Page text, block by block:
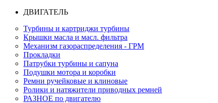
ДВИГАТЕЛЬ
Турбины и картриджи турбины
Крышки масла и масл. фильтра
Механизм газораспределения - ГРМ
Прокладки
Патрубки турбины и сапуна
Подушки мотора и коробки
Ремни ручейковые и клиновые
Ролики и натяжители приводных ремней
РАЗНОЕ по двигателю